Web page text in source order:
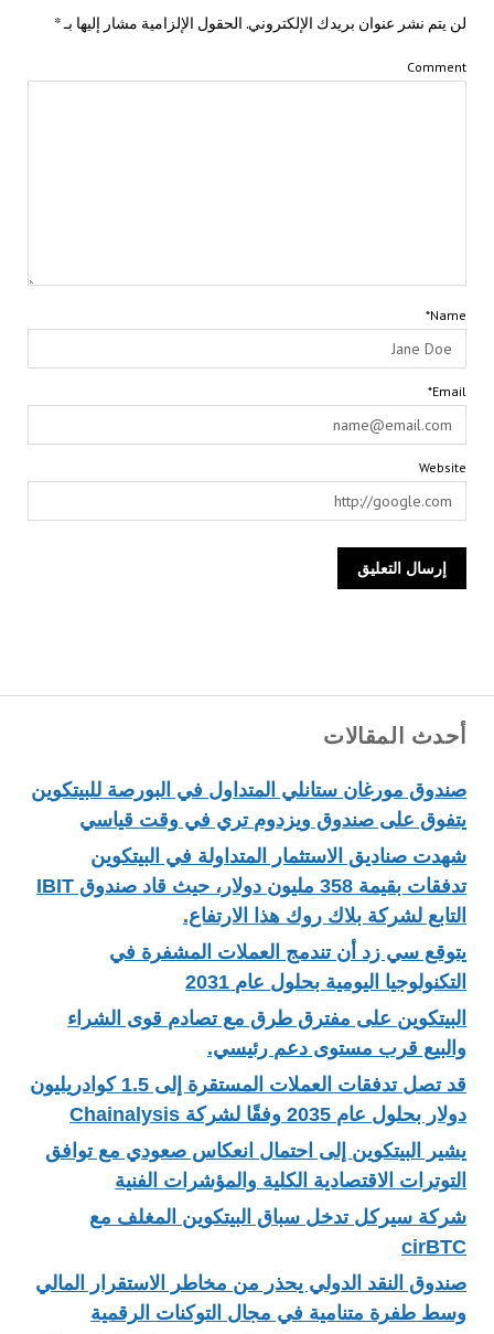
أحدث المقالات
صندوق مورغان ستانلي المتداول في البورصة للبيتكوين
يتفوق على صندوق ويزدوم تري في وقت قياسي
شهدت صناديق الاستثمار المتداولة في البيتكوين
تدفقات بقيمة 358 مليون دولار، حيث قاد صندوق IBIT
التابع لشركة بلاك روك هذا الارتفاع.
يتوقع سي زد أن تندمج العملات المشفرة في
التكنولوجيا اليومية بحلول عام 2031
البيتكوين على مفترق طرق مع تصادم قوى الشراء
والبيع قرب مستوى دعم رئيسي.
قد تصل تدفقات العملات المستقرة إلى 1.5 كوادريليون
دولار بحلول عام 2035 وفقًا لشركة Chainalysis
يشير البيتكوين إلى احتمال انعكاس صعودي مع توافق
التوترات الاقتصادية الكلية والمؤشرات الفنية
شركة سيركل تدخل سباق البيتكوين المغلف مع
cirBTC
صندوق النقد الدولي يحذر من مخاطر الاستقرار المالي
وسط طفرة متنامية في مجال التوكنات الرقمية
لن يتم نشر عنوان بريدك الإلكتروني. الحقول الإلزامية مشار إليها بـ*
Comment
Name*
Email*
Website